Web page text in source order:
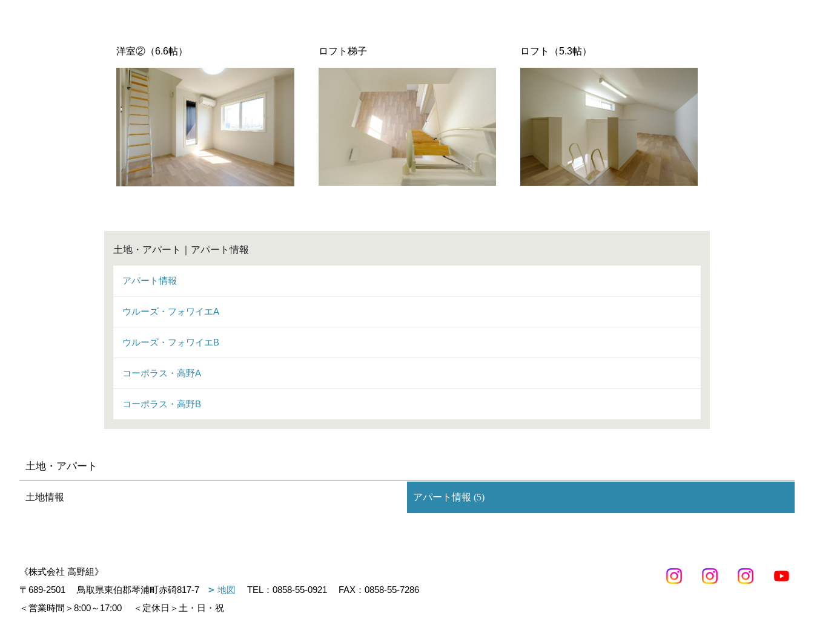
洋室②（6.6帖） ロフト梯子 ロフト（5.3帖）
土地・アパート｜アパート情報
アパート情報
ウルーズ・フォワイエA
ウルーズ・フォワイエB
コーポラス・高野A
コーポラス・高野B
土地・アパート
土地情報 アパート情報 (5)
《株式会社 高野組》
〒689-2501
鳥取県東伯郡琴浦町赤碕817-7 地図 TEL： 0858-55-0921
FAX：0858-55-7286
＜営業時間＞8:00～17:00
＜定休日＞土・日・祝